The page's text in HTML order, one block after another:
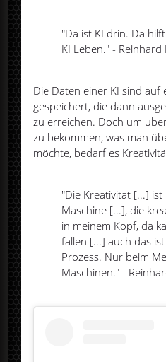
"Da ist KI drin. Da
KI Leben." - Reinhard
Die Daten einer KI sind auf
gespeichert, die dann
zu erreichen. Doch um
zu bekommen, was man
möchte, bedarf es
"Die Kreativität [...]
Maschine [...], die
in meinem Kopf, da
fallen [...] auch das
Prozess. Nur beim
Maschinen." -